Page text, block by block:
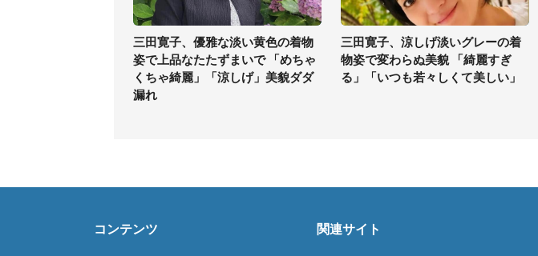
三田寛子、優雅な淡い黄色の着物
姿で上品なたたずまいで 「めちゃ
くちゃ綺麗」「涼しげ」美貌ダダ
漏れ
三田寛子、涼しげ淡いグレーの着
物姿で変わらぬ美貌 「綺麗すぎ
る」「いつも若々しくて美しい」
コンテンツ 関連サイト